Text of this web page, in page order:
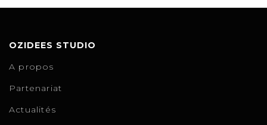
OZIDEES STUDIO
A propos
Partenariat
Actualités